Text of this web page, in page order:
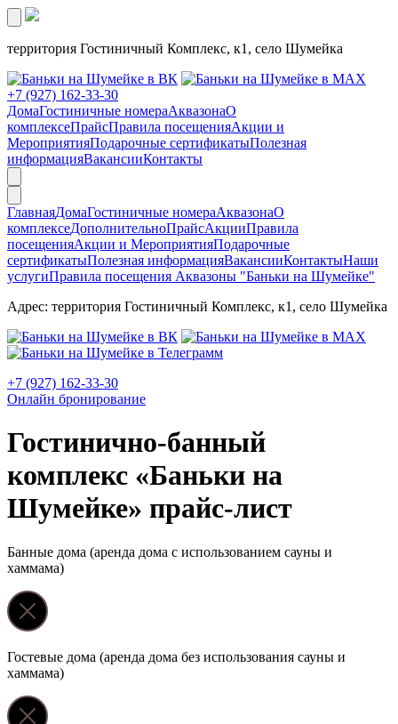
территория Гостиничный Комплекс, к1, село Шумейка
+7 (927) 162-33-30
ДомаГостиничные номераАквазонаО
комплексеПрайсПравила посещенияАкции и
МероприятияПодарочные сертификатыПолезная
информацияВакансииКонтакты
ГлавнаяДомаГостиничные номераАквазонаО
комплексеДополнительноПрайсАкцииПравила
посещенияАкции и МероприятияПодарочные
сертификатыПолезная информацияВакансииКонтактыНаши
услугиПравила посещения Аквазоны "Баньки на Шумейке"
Адрес: территория Гостиничный Комплекс, к1, село Шумейка
+7 (927) 162-33-30
Онлайн бронирование
Гостинично-банный
комплекс «Баньки на
Шумейке» прайс-лист
Банные дома (аренда дома с использованием сауны и
хаммама)
Гостевые дома (аренда дома без использования сауны и
хаммама)